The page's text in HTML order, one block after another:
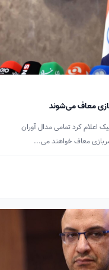
معاف می‌شوند
اعلام کرد تمامی مدال آوران
معاف خواهند می‌...